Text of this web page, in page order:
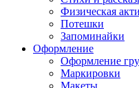
Физическая
Потешки
Запоминайки
Оформление
Оформление
Маркировки